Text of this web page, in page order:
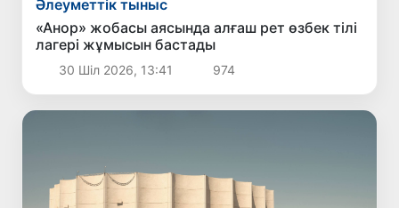
Әлеуметтік тыныс
«Анор» жобасы аясында алғаш рет өзбек тілі
лагері жұмысын бастады
30 Шіл 2026, 13:41 974